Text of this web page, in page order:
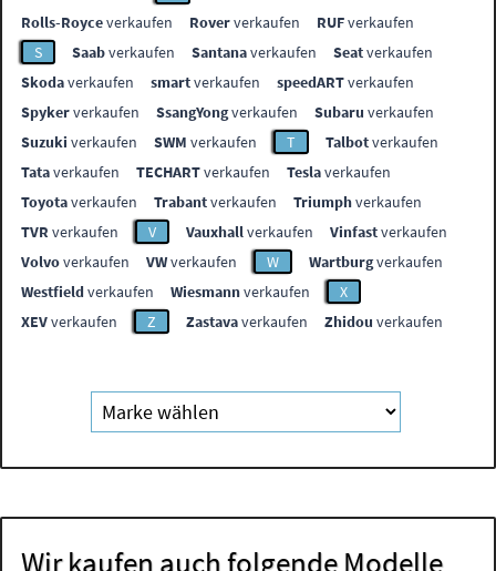
Rolls-Royceverkaufen Roververkaufen RUFverkaufen
S
Saabverkaufen Santanaverkaufen Seatverkaufen
Skodaverkaufen smartverkaufen speedARTverkaufen
Spykerverkaufen SsangYongverkaufen Subaru verkaufen
Suzuki verkaufen SWM verkaufen T Talbotverkaufen
Tataverkaufen TECHARTverkaufen Teslaverkaufen
Toyotaverkaufen Trabantverkaufen Triumphverkaufen
TVR verkaufen V Vauxhallverkaufen Vinfastverkaufen
Volvoverkaufen VWverkaufen W Wartburgverkaufen
Westfieldverkaufen Wiesmannverkaufen
X
XEVverkaufen Z Zastavaverkaufen Zhidou verkaufen
Wir kaufen auch folgende Modelle